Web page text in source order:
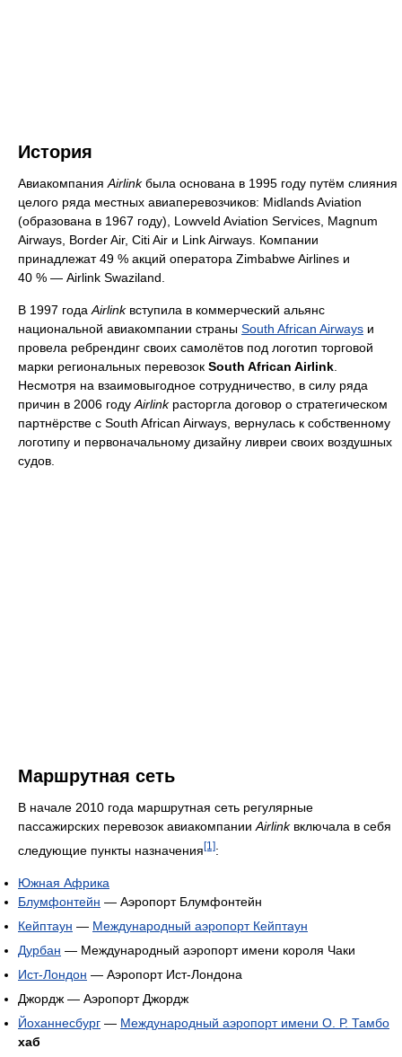
История
Авиакомпания Airlinkбыла основана в 1995 году путём слияния
целого ряда местных авиаперевозчиков: Midlands Aviation
(образована в 1967 году), Lowveld Aviation Services, Magnum
Airways, Border Air, Citi Air и Link Airways. Компании
принадлежат 49 % акций оператора Zimbabwe Airlines и
40 % — Airlink Swaziland.
В 1997 года Airlinkвступила в коммерческий альянс
национальной авиакомпании страны South African Airways и
провела ребрендинг своих самолётов под логотип торговой
марки региональных перевозок South African Airlink
Несмотря на взаимовыгодное сотрудничество, в силу ряда
причин в 2006 году Airlinkрасторгла договор о стратегическом
партнёрстве с South African Airways, вернулась к собственному
логотипу и первоначальному дизайну ливреи своих воздушных
судов.
Маршрутная сеть
В начале 2010 года маршрутная сеть регулярные
пассажирских перевозок авиакомпании Airlinkвключала в себя
следующие пункты назначения[1]:
Южная Африка
Блумфонтейн — Аэропорт Блумфонтейн
Кейптаун — Международный аэропорт Кейптаун
Дурбан — Международный аэропорт имени короля Чаки
Ист-Лондон — Аэропорт Ист-Лондона
Джордж — Аэропорт Джордж
Йоханнесбург — Международный аэропорт имени О. Р. Тамбо
хаб